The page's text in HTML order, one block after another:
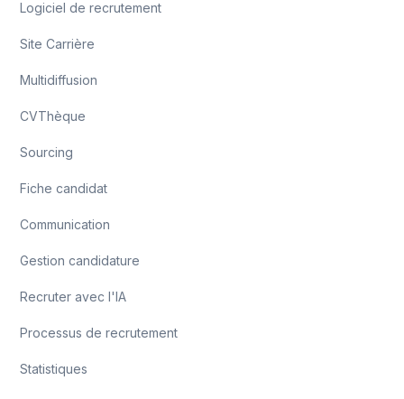
Logiciel de recrutement
Site Carrière
Multidiffusion
CVThèque
Sourcing
Fiche candidat
Communication
Gestion candidature
Recruter avec l'IA
Processus de recrutement
Statistiques